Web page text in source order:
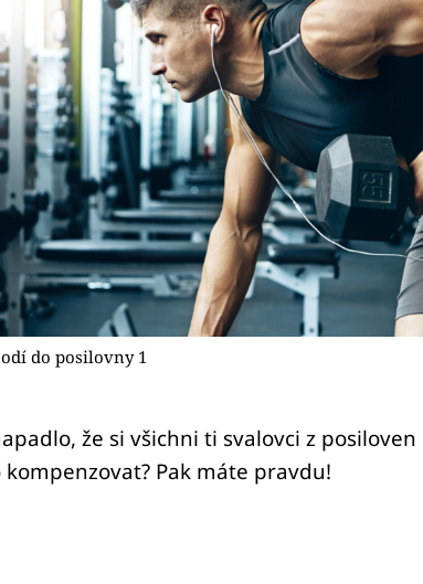
do posilovny 1
že si všichni ti svalovci z
Pak máte pravdu!